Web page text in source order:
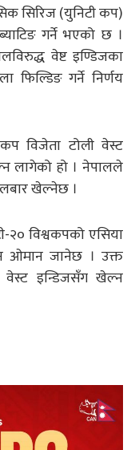
सिरिज (युनिटी कप)
गर्ने भएको छ ।
वेष्ट इण्डिजका
गर्ने निर्णय
विजेता टोली वेस्ट
लागेको हो । नेपालले
खेल्नेछ ।
२० विश्वकपको एसिया
ओमान जानेछ । उक्त
वेस्ट इन्डिजसँग खेल्न